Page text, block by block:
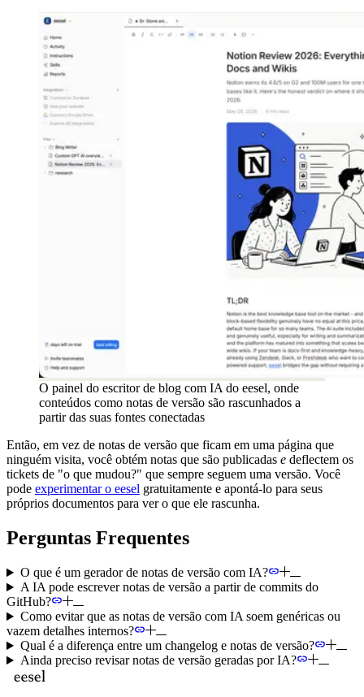
O painel do escritor de blog com IA do eesel, onde
conteúdos como notas de versão são rascunhados a
partir das suas fontes conectadas
Então, em vez de notas de versão que ficam em uma página que
ninguém visita, você obtém notas que são publicadas e deflectem os
tickets de "o que mudou?" que sempre seguem uma versão. Você
pode experimentar o eesel gratuitamente e apontá-lo para seus
próprios documentos para ver o que ele rascunha.
Perguntas Frequentes
O que é um gerador de notas de versão com IA?
A IA pode escrever notas de versão a partir de commits do
GitHub?
Como evitar que as notas de versão com IA soem genéricas ou
vazem detalhes internos?
Qual é a diferença entre um changelog e notas de versão?
Ainda preciso revisar notas de versão geradas por IA?